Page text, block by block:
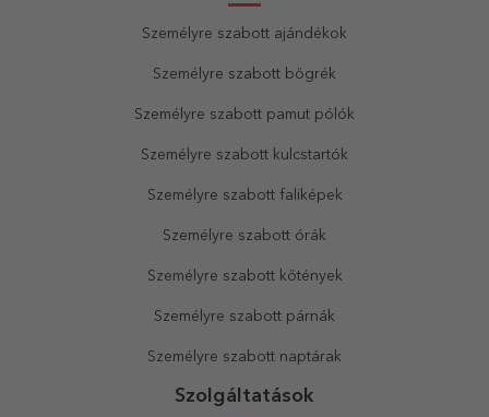
Személyre szabott ajándékok
Személyre szabott bögrék
Személyre szabott pamut pólók
Személyre szabott kulcstartók
Személyre szabott faliképek
Személyre szabott órák
Személyre szabott kötények
Személyre szabott párnák
Személyre szabott naptárak
Szolgáltatások